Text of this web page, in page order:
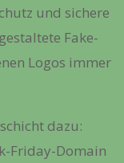
und sichere
Fake-
Logos immer
dazu:
Friday-Domain